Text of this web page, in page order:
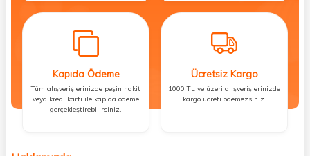
Kapıda Ödeme
Tüm alışverişlerinizde peşin nakit
veya kredi kartı ile kapıda ödeme
gerçekleştirebilirsiniz.
Ücretsiz Kargo
1000 TL ve üzeri alışverişlerinizde
kargo ücreti ödemezsiniz.